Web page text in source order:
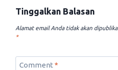
Tinggalkan Balasan
Alamat email Anda tidak akan
*
Comment *